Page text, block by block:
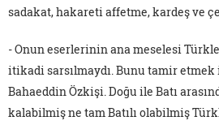
sadakat, hakareti affetme, kardeş ve
- Onun eserlerinin ana meselesi
itikadi sarsılmaydı. Bunu tamir
Bahaeddin Özkişi. Doğu ile Batı
kalabilmiş ne tam Batılı olabilmiş